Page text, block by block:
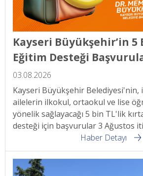
Kayseri Büyükşehir’in 5
Eğitim Desteği
03.08.2026
Kayseri Büyükşehir Belediyesi'nin,
ailelerin ilkokul, ortaokul ve lise
yönelik sağlayacağı 5 bin TL'lik
desteği için başvurular 3 Ağustos
Haber Detayı